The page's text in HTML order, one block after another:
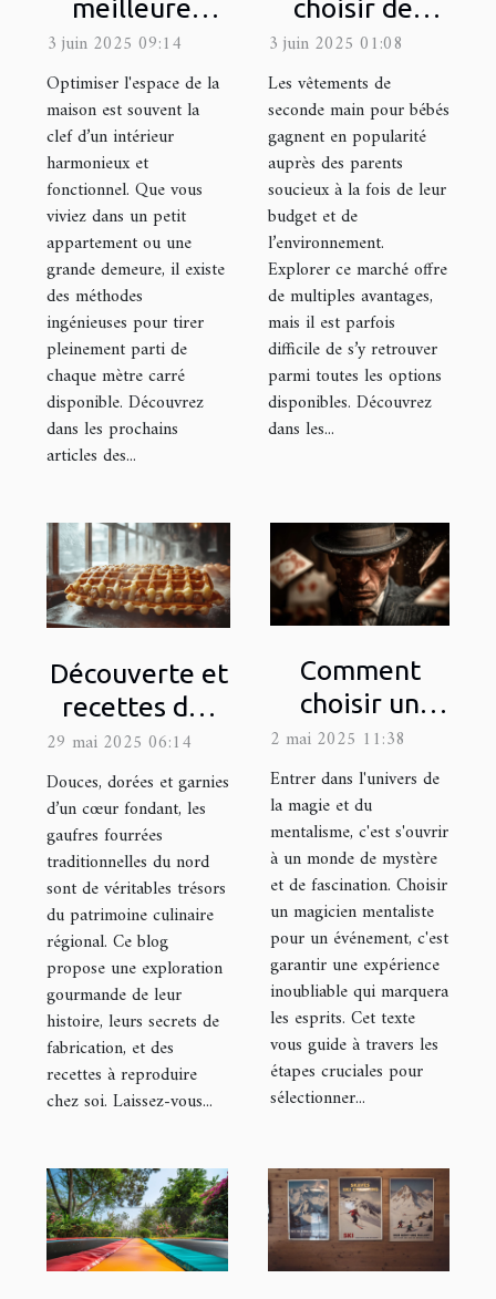
meilleures
méthodes
pour
optimiser
l'espace de
votre maison
3 juin 2025 09:14
Optimiser l'espace de la
maison est souvent la
clef d’un intérieur
harmonieux et
fonctionnel. Que vous
viviez dans un petit
appartement ou une
grande demeure, il existe
des méthodes
ingénieuses pour tirer
pleinement parti de
chaque mètre carré
disponible. Découvrez
dans les prochains
articles des...
choisir des
vêtements de
seconde main
pour bébés
3 juin 2025 01:08
Les vêtements de
seconde main pour bébés
gagnent en popularité
auprès des parents
soucieux à la fois de leur
budget et de
l’environnement.
Explorer ce marché offre
de multiples avantages,
mais il est parfois
difficile de s’y retrouver
parmi toutes les options
disponibles. Découvrez
dans les...
Découverte et
recettes des
gaufres
fourrées
traditionnelles
du nord
29 mai 2025 06:14
Douces, dorées et garnies
d’un cœur fondant, les
gaufres fourrées
traditionnelles du nord
sont de véritables trésors
du patrimoine culinaire
régional. Ce blog
propose une exploration
gourmande de leur
histoire, leurs secrets de
fabrication, et des
recettes à reproduire
chez soi. Laissez-vous...
Comment
choisir un
magicien
mentaliste
pour éblouir
vos
événements
2 mai 2025 11:38
Entrer dans l'univers de
la magie et du
mentalisme, c'est s'ouvrir
à un monde de mystère
et de fascination. Choisir
un magicien mentaliste
pour un événement, c'est
garantir une expérience
inoubliable qui marquera
les esprits. Cet texte
vous guide à travers les
étapes cruciales pour
sélectionner...